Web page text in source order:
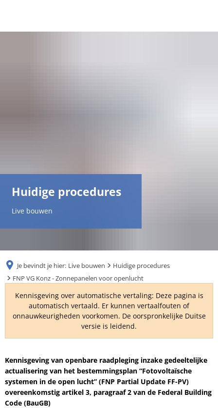
Huidige procedures
Live bouwen
Je bevindt je hier: Live bouwen
Huidige procedures
FNP VG Konz - Zonnepanelen voor openlucht
Kennisgeving over automatische vertaling: Deze pagina is
automatisch vertaald. Er kunnen vertaalfouten of
onnauwkeurigheden voorkomen. De oorspronkelijke Duitse
versie is leidend.
FNP
VG
Konz
Kennisgeving van openbare raadpleging inzake gedeeltelijke
actualisering van het bestemmingsplan “Fotovoltaïsche
systemen in de open lucht” (FNP Partial Update FF-PV)
overeenkomstig artikel 3, paragraaf 2 van de Federal Building
Code (BauGB)